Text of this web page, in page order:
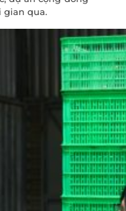
gian qua.